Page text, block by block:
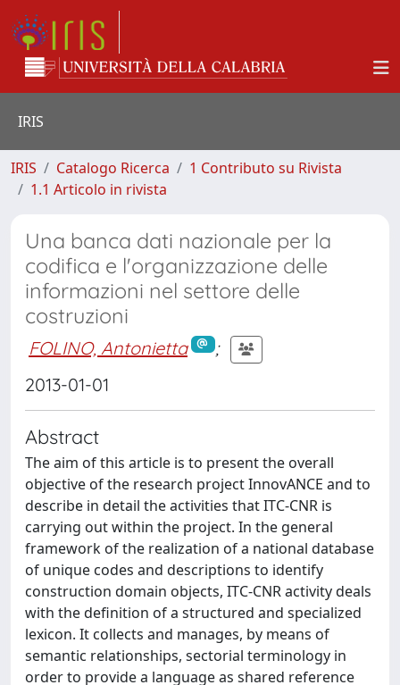
IRIS
IRIS Catalogo Ricerca
1 Contributo su Rivista
1.1 Articolo in rivista
Una banca dati nazionale per la
codifica e l'organizzazione delle
informazioni nel settore delle
costruzioni
FOLINO, Antonietta
;
2013-01-01
Abstract
The aim of this article is to present the overall
objective of the research project InnovANCE and to
describe in detail the activities that ITC-CNR is
carrying out within the project. In the general
framework of the realization of a national database
of unique codes and descriptions to identify
construction domain objects, ITC-CNR activity deals
with the definition of a structured and specialized
lexicon. It collects and manages, by means of
semantic relationships, sectorial terminology in
order to provide a language as shared reference